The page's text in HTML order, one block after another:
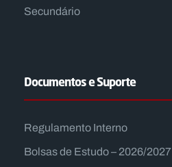
Secundário
Documentos e Suporte
Regulamento Interno
Bolsas de Estudo – 2026/2027